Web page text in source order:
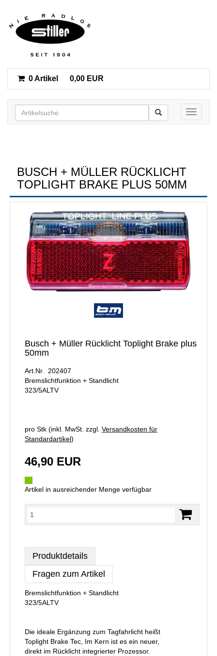
0 Artikel 0,00 EUR
Toggle
BUSCH + MÜLLER RÜCKLICHT
TOPLIGHT BRAKE PLUS 50MM
Busch + Müller Rücklicht Toplight Brake plus
50mm
Art.Nr. 202407
Bremslichtfunktion + Standlicht
323/5ALTV
pro Stk (inkl. MwSt. zzgl. Versandkosten für
Standardartikel)
46,90 EUR
Artikel in ausreichender Menge verfügbar
Produktdetails
Fragen zum Artikel
Bremslichtfunktion + Standlicht
323/5ALTV
Die ideale Ergänzung zum Tagfahrlicht heißt
Toplight Brake Tec, Im Kern ist es ein neuer,
direkt im Rücklicht integrierter Prozessor.